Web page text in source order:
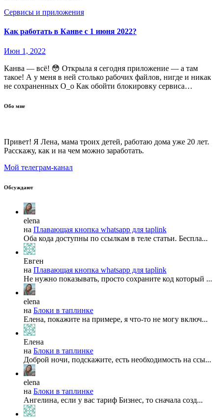
Сервисы и приложения
Как работать в Канве с 1 июня 2022?
Июн 1, 2022
Канва — всё! 😳 Открыла я сегодня приложение — а там
такое! А у меня в ней столько рабочих файлов, нигде и никак
не сохраненных О_о Как обойти блокировку сервиса…
Обо мне
Привет! Я Лена, мама троих детей, работаю дома уже 20 лет.
Расскажу, как и на чем можно заработать.
Мой телеграм-канал
Обсуждают
elena
на Плавающая кнопка whatsapp для taplink
Оба кода доступны по ссылкам в теле статьи. Беспла...
Евген
на Плавающая кнопка whatsapp для taplink
Не нужно показывать, просто сохраните код который ...
elena
на Блоки в таплинке
Елена, покажите на примере, я что-то не могу включ...
Елена
на Блоки в таплинке
Доброй ночи, подскажите, есть необходимость на ссы...
elena
на Блоки в таплинке
Ангелина, если у вас тариф Бизнес, то сначала созд...